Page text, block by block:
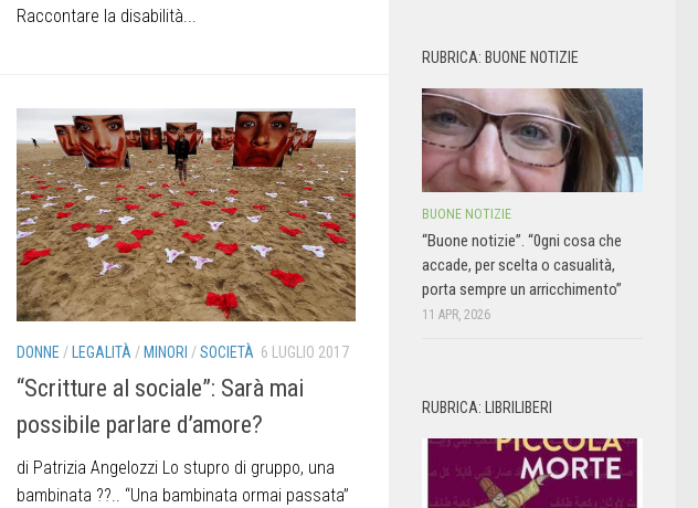
Raccontare la disabilità...
DONNE / LEGALITÀ / MINORI /SOCIETÀ 6 LUGLIO 2017
“Scritture al sociale”: Sarà mai
possibile parlare d’amore?
di Patrizia Angelozzi Lo stupro di gruppo, una
bambinata ??.. “Una bambinata ormai passata”
RUBRICA: BUONE NOTIZIE
BUONE NOTIZIE
“Buone notizie”. “0gni cosa che
accade, per scelta o casualità,
porta sempre un arricchimento”
11 APR, 2026
RUBRICA: LIBRILIBERI